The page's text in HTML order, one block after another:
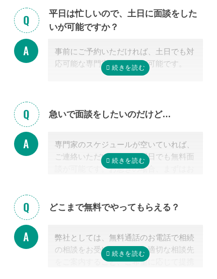
を使ったオンライン面談にも対応可能で
す。（一部士業を除く）
までご希望の方法をお申し付けくださ
い。
平日は忙しいので、土日に面談をした
いが可能ですか？
事前にご予約いただければ、土日でも対
応可能な専門家のご紹介が可能です。
急いで面談をしたいのだけど…
専門家のスケジュールが空いていれば、
ご連絡いただいた当日や翌日でも無料面
談が可能です。お急ぎの場合、まずはお
どこまで無料でやってもらえる？
弊社としては、無料通話のお電話で相続
の相談をお受けすること、適切な相談先
をご案内すること、ご希望に応じて提携